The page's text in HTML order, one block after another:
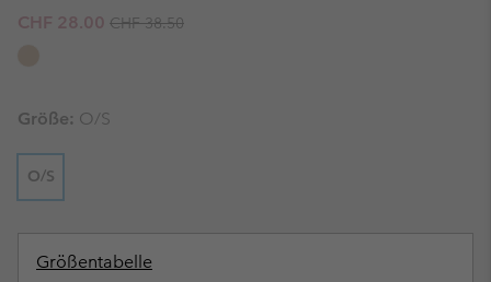
Sale price:
CHF 28.00 Regular price:
CHF 38.50
Größe: O/S
O/S
Größentabelle